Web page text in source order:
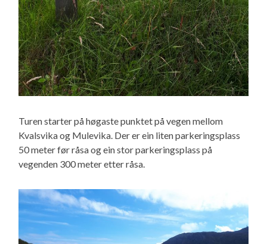
Turen starter på høgaste punktet på vegen mellom
Kvalsvika og Mulevika. Der er ein liten parkeringsplass
50 meter før råsa og ein stor parkeringsplass på
vegenden 300 meter etter råsa.